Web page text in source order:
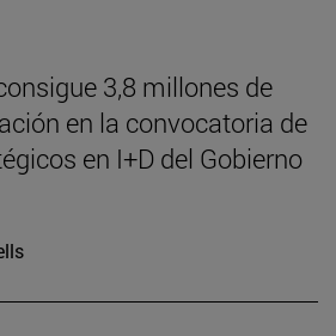
3,8 millones de
en la convocatoria de
en I+D del Gobierno